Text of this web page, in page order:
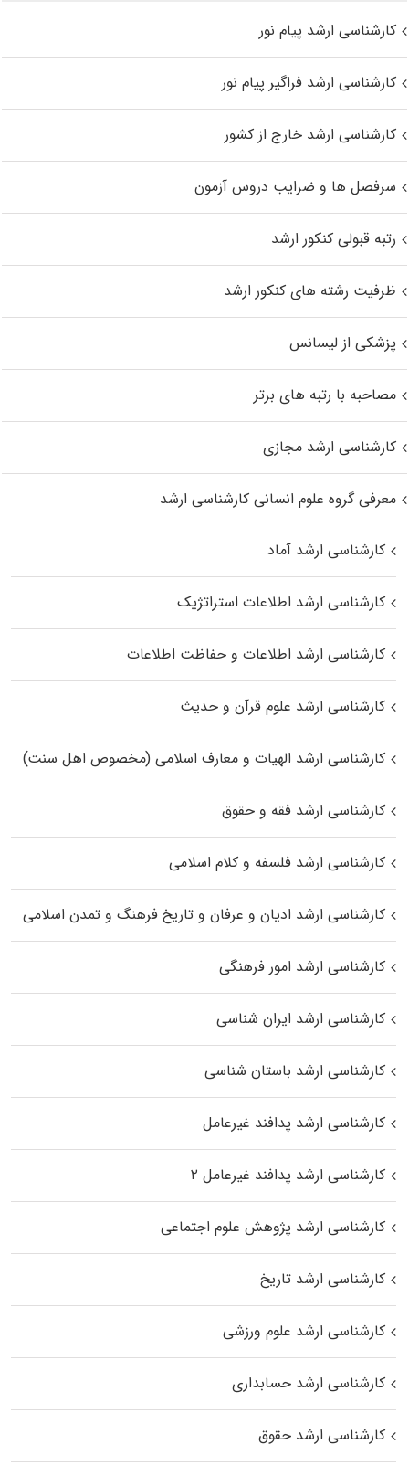
کارشناسی ارشد پیام نور
کارشناسی ارشد فراگیر پیام نور
کارشناسی ارشد خارج از کشور
سرفصل ها و ضرایب دروس آزمون
رتبه قبولی کنکور ارشد
ظرفیت رشته های کنکور ارشد
پزشکی از لیسانس
مصاحبه با رتبه های برتر
کارشناسی ارشد مجازی
معرفی گروه علوم انسانی کارشناسی ارشد
کارشناسی ارشد آماد
کارشناسی ارشد اطلاعات استراتژیک
کارشناسی ارشد اطلاعات و حفاظت اطلاعات
کارشناسی ارشد علوم قرآن و حدیث
کارشناسی ارشد الهیات و معارف اسلامی (مخصوص اهل سنت)
کارشناسی ارشد فقه و حقوق
کارشناسی ارشد فلسفه و کلام اسلامی
کارشناسی ارشد ادیان و عرفان و تاریخ فرهنگ و تمدن اسلامی
کارشناسی ارشد امور فرهنگی
کارشناسی ارشد ایران شناسی
کارشناسی ارشد باستان شناسی
کارشناسی ارشد پدافند غیرعامل
کارشناسی ارشد پدافند غیرعامل ۲
کارشناسی ارشد پژوهش علوم اجتماعی
کارشناسی ارشد تاریخ
کارشناسی ارشد علوم ورزشی
کارشناسی ارشد حسابداری
کارشناسی ارشد حقوق